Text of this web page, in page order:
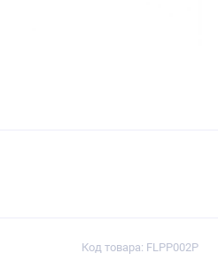
Код товара: FLPP002P